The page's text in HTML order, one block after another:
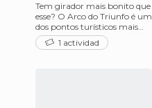
Tem girador mais bonito que
esse? O Arco do Triunfo é um
dos pontos turísticos mais
famosos de Paris, e do
mundo. Está no final ou
1 actividad